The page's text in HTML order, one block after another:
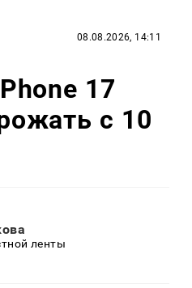
08.08.2026, 14:11
17
с 10
ленты